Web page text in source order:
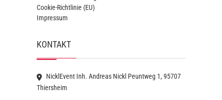
Cookie-Richtlinie (EU)
Impressum
KONTAKT
NicklEvent Inh. Andreas Nickl Peuntweg 1, 95707
Thiersheim